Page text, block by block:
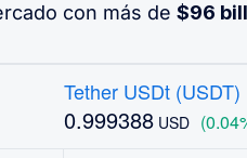
con más de $96
Tether USDt (USDT)
0.999388 USD